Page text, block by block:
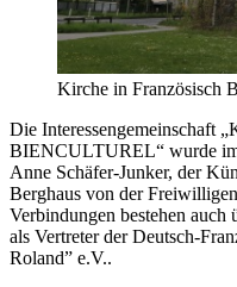
Kirche in Französisch
Die Interessengemeinschaft
BIENCULTUREL“ wurde
Anne Schäfer-Junker, der
Berghaus von der
Verbindungen bestehen
als Vertreter der Deutsch-
Roland” e.V..